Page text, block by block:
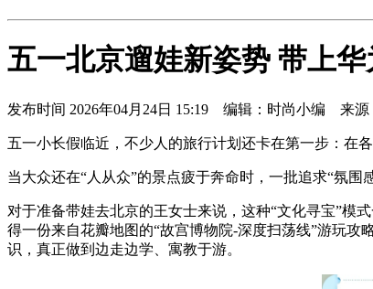
五一北京遛娃新姿势 带上
发布时间 2026年04月24日 15:19 编辑：时尚小编 来源
五一小长假临近，不少人的旅行计划还卡在第一步：在
当大众还在“人从众”的景点疲于奔命时，一批追求“氛
对于准备带娃去北京的王女士来说，这种“文化寻宝”模
得一份来自花瓣地图的“故宫博物院-深度扫荡线”游玩
识，真正做到边走边学、寓教于游。